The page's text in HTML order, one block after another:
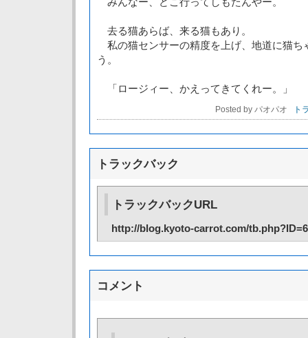
去る猫あらば、来る猫もあり。
私の猫センサーの精度を上げ、地道に猫ち
う。
「ロージィー、かえってきてくれー。」
Posted by パオパオ ト
トラックバック
トラックバックURL
http://blog.kyoto-carrot.com/
コメント